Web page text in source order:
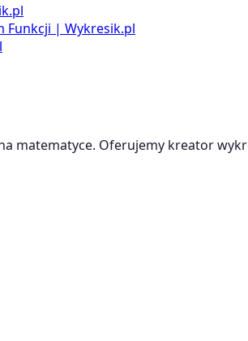
Funkcji | Wykresik.pl
matematyce. Oferujemy kreator